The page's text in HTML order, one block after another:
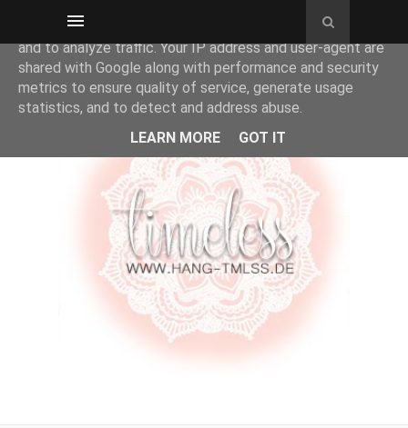
This site uses cookies from Google to deliver its services
and to analyze traffic. Your IP address and user-agent are
shared with Google along with performance and security
metrics to ensure quality of service, generate usage
statistics, and to detect and address abuse.
LEARN MORE
GOT IT